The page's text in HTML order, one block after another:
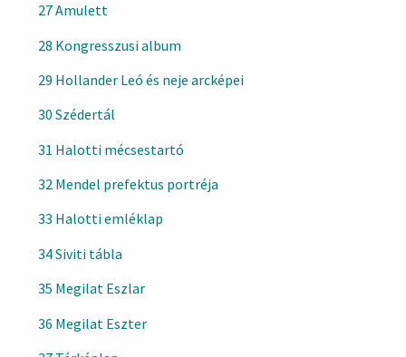
27 Amulett
28 Kongresszusi album
29 Hollander Leó és neje arcképei
30 Szédertál
31 Halotti mécsestartó
32 Mendel prefektus portréja
33 Halotti emléklap
34 Siviti tábla
35 Megilat Eszlar
36 Megilat Eszter